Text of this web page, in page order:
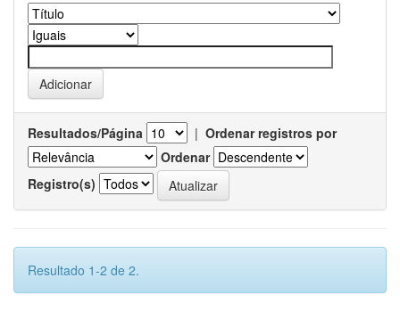
Resultados/Página | Ordenar registros por
Ordenar
Registro(s)
Resultado 1-2 de 2.